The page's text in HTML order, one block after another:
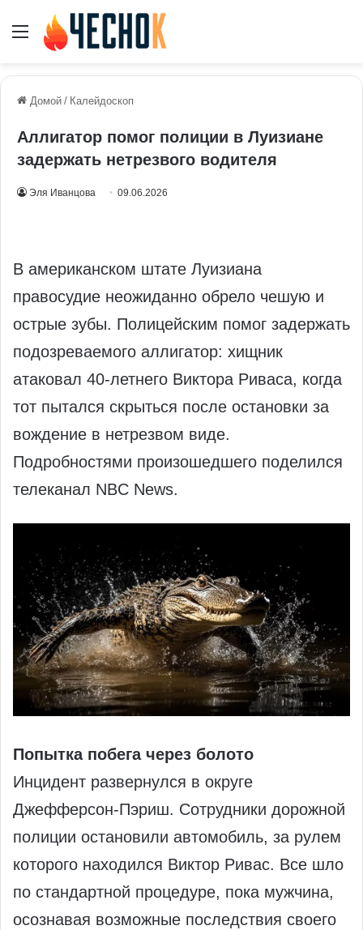
Меню
Домой / Калейдоскоп
Аллигатор помог полиции в Луизиане
задержать нетрезвого водителя
Эля Иванцова 09.06.2026
В американском штате Луизиана
правосудие неожиданно обрело чешую и
острые зубы. Полицейским помог задержать
подозреваемого аллигатор: хищник
атаковал 40-летнего Виктора Риваса, когда
тот пытался скрыться после остановки за
вождение в нетрезвом виде.
Подробностями произошедшего поделился
телеканал NBC News.
Попытка побега через болото
Инцидент развернулся в округе
Джефферсон-Пэриш. Сотрудники дорожной
полиции остановили автомобиль, за рулем
которого находился Виктор Ривас. Все шло
по стандартной процедуре, пока мужчина,
осознавая возможные последствия своего